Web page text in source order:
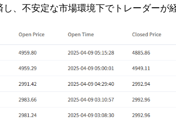
、不安定な市場環境下でトレーダーが